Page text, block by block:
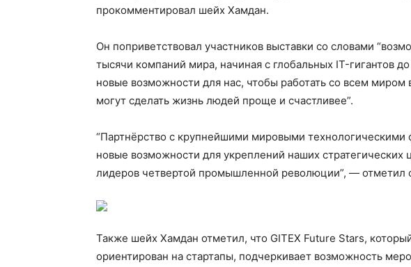
прокомментировал шейх Хамдан.
Он поприветствовал участников выставки со словами
тысячи компаний мира, начиная с глобальных IT-гигантов
новые возможности для нас, чтобы работать со всем
могут сделать жизнь людей проще и счастливее”.
“Партнёрство с крупнейшими мировыми
новые возможности для укреплений наших стратегических
лидеров четвертой промышленной революции”, — отметил
Также шейх Хамдан отметил, что GITEX Future Stars,
ориентирован на стартапы, подчеркивает возможность